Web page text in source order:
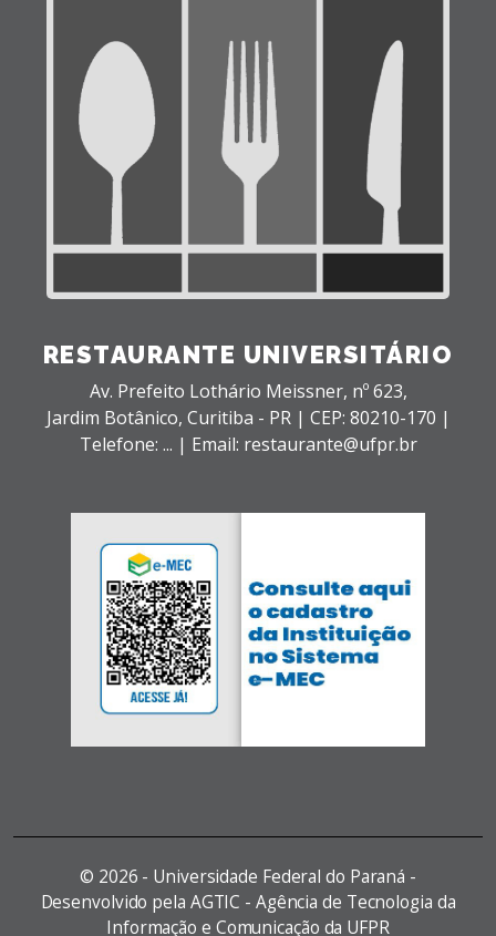
RESTAURANTE UNIVERSITÁRIO
Av. Prefeito Lothário Meissner, nº 623,
Jardim Botânico, Curitiba - PR | CEP: 80210-170 |
Telefone: ... | Email: restaurante@ufpr.br
© 2026 - Universidade Federal do Paraná -
Desenvolvido pela AGTIC - Agência de Tecnologia da
Informação e Comunicação da UFPR